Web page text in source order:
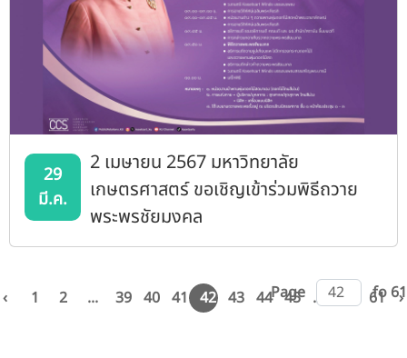
29
มี.ค.
2 เมษายน 2567 มหาวิทยาลัย
เกษตรศาสตร์ ขอเชิญเข้าร่วมพิธีถวาย
พระพรชัยมงคล
‹ 1 2 ... 39 40 41 42 43 44 45 ... 60 61 ›
Page fo 61